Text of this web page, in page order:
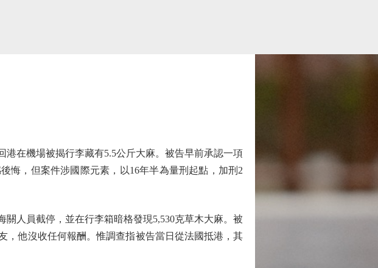
在機場被揭行李藏有5.5公斤大麻。被告早前承認一項
悔，但案件涉國際元素，以16年半為量刑起點，加刑2
員截停，並在行李箱暗格發現5,530克草木大麻。被
，他沒收任何報酬。惟調查指被告當日從法國抵港，其